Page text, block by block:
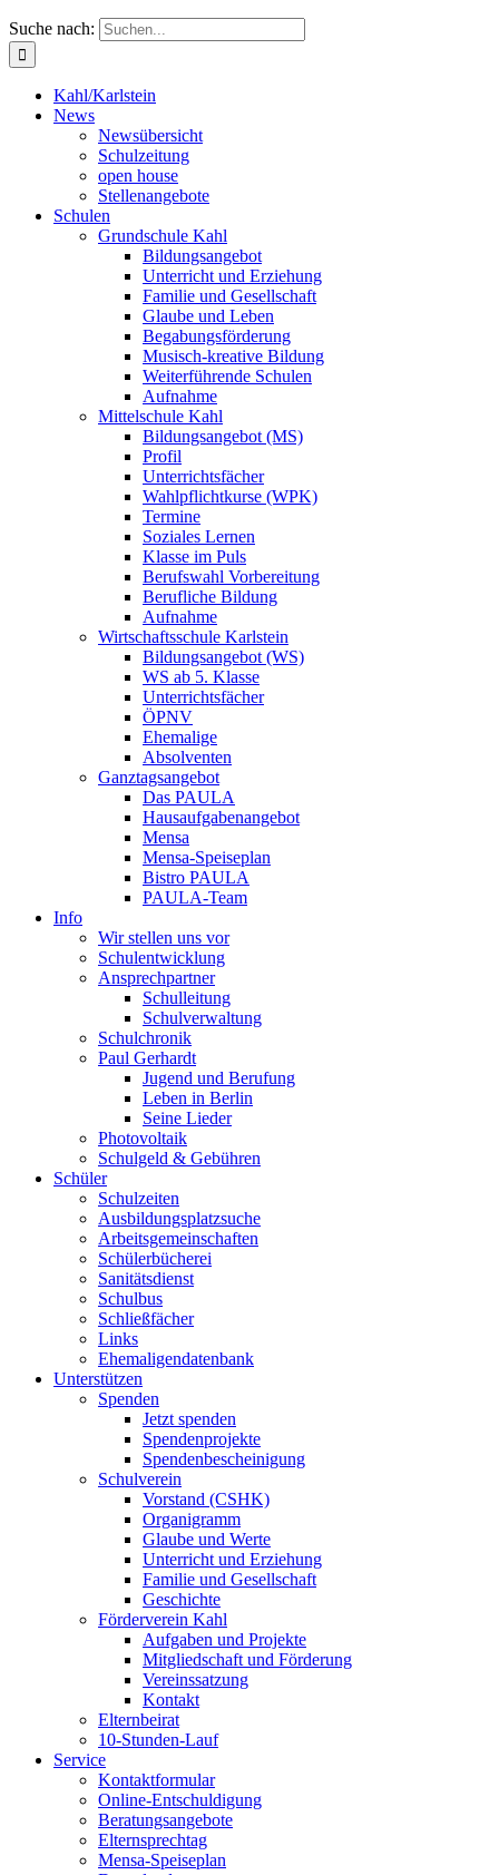
Suche nach:
Kahl/Karlstein
News
Newsübersicht
Schulzeitung
open house
Stellenangebote
Schulen
Grundschule Kahl
Bildungsangebot
Unterricht und Erziehung
Familie und Gesellschaft
Glaube und Leben
Begabungsförderung
Musisch-kreative Bildung
Weiterführende Schulen
Aufnahme
Mittelschule Kahl
Bildungsangebot (MS)
Profil
Unterrichtsfächer
Wahlpflichtkurse (WPK)
Termine
Soziales Lernen
Klasse im Puls
Berufswahl Vorbereitung
Berufliche Bildung
Aufnahme
Wirtschaftsschule Karlstein
Bildungsangebot (WS)
WS ab 5. Klasse
Unterrichtsfächer
ÖPNV
Ehemalige
Absolventen
Ganztagsangebot
Das PAULA
Hausaufgabenangebot
Mensa
Mensa-Speiseplan
Bistro PAULA
PAULA-Team
Info
Wir stellen uns vor
Schulentwicklung
Ansprechpartner
Schulleitung
Schulverwaltung
Schulchronik
Paul Gerhardt
Jugend und Berufung
Leben in Berlin
Seine Lieder
Photovoltaik
Schulgeld & Gebühren
Schüler
Schulzeiten
Ausbildungsplatzsuche
Arbeitsgemeinschaften
Schülerbücherei
Sanitätsdienst
Schulbus
Schließfächer
Links
Ehemaligendatenbank
Unterstützen
Spenden
Jetzt spenden
Spendenprojekte
Spendenbescheinigung
Schulverein
Vorstand (CSHK)
Organigramm
Glaube und Werte
Unterricht und Erziehung
Familie und Gesellschaft
Geschichte
Förderverein Kahl
Aufgaben und Projekte
Mitgliedschaft und Förderung
Vereinssatzung
Kontakt
Elternbeirat
10-Stunden-Lauf
Service
Kontaktformular
Online-Entschuldigung
Beratungsangebote
Elternsprechtag
Mensa-Speiseplan